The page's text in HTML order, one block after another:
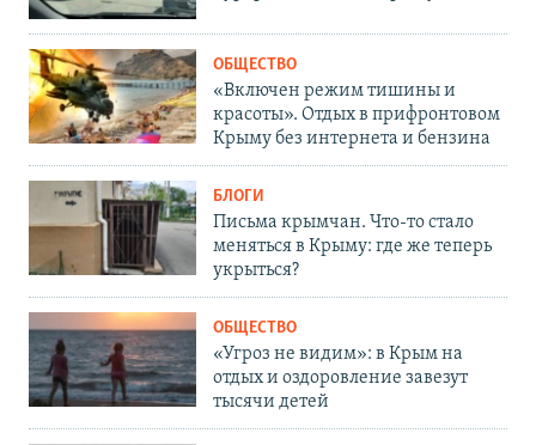
ОБЩЕСТВО
«Включен режим тишины и
красоты». Отдых в прифронтовом
Крыму без интернета и бензина
БЛОГИ
Письма крымчан. Что-то стало
меняться в Крыму: где же теперь
укрыться?
ОБЩЕСТВО
«Угроз не видим»: в Крым на
отдых и оздоровление завезут
тысячи детей